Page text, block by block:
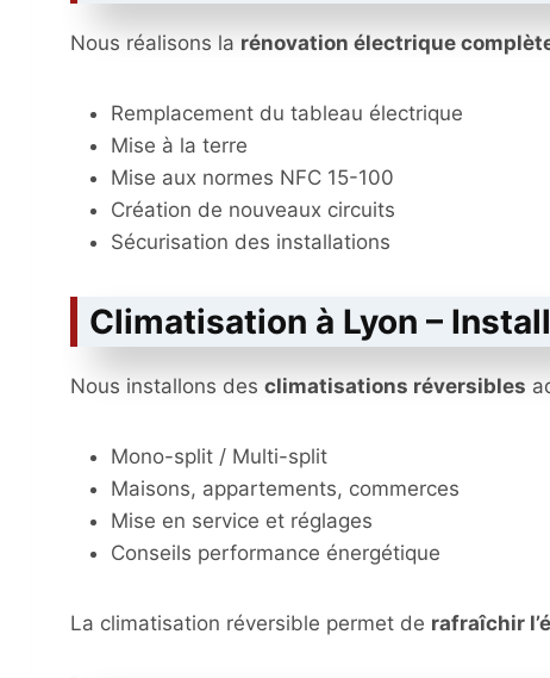
Nous réalisons la rénovation électrique
Remplacement du tableau électrique
Mise à la terre
Mise aux normes NFC 15-100
Création de nouveaux circuits
Sécurisation des installations
Climatisation à Lyon –
Nous installons des climatisations réversibles
Mono-split / Multi-split
Maisons, appartements, commerces
Mise en service et réglages
Conseils performance énergétique
La climatisation réversible permet de rafraîchir